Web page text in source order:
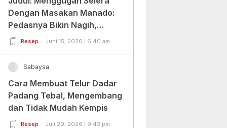
Dengan Masakan Manado:
Pedasnya Bikin Nagih,
Ragamnya Bikin Ketagihan!
Resep Juni 15, 2026 | 6:40 am
Sabaysa
Cara Membuat Telur Dadar
Padang Tebal, Mengembang
dan Tidak Mudah Kempis
Resep Juli 29, 2026 | 9:43 pm